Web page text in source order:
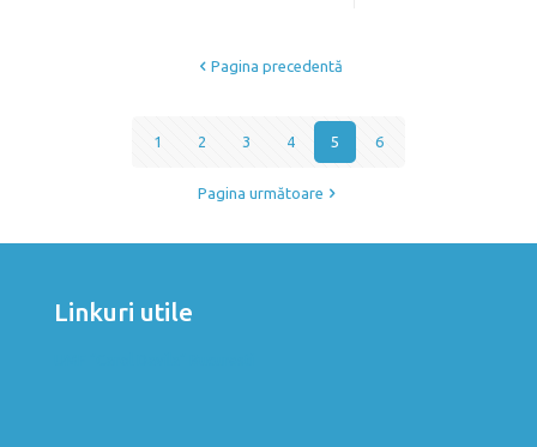
Pagina precedentă
1 2 3 4 5 6
Pagina următoare
Linkuri utile